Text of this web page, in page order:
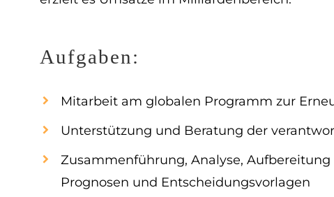
Aufgaben:
Mitarbeit am globalen Programm zur
Unterstützung und Beratung der
Zusammenführung, Analyse,
Prognosen und Entscheidungsvorlagen